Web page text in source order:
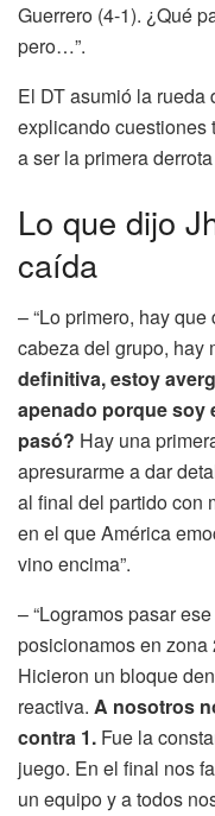
Guerrero (4-1). ¿Qué
pero…”.
El DT asumió la
explicando cuestiones
a ser la primera
Lo que dijo
caída
– “Lo primero, hay
cabeza del grupo, hay
definitiva, estoy
apenado porque soy
pasó? Hay una
apresurarme a dar
al final del partido con
en el que América
vino encima”.
– “Logramos pasar
posicionamos en zona
Hicieron un bloque
reactiva. A nosotros
contra 1. Fue la
juego. En el final nos
un equipo y a todos